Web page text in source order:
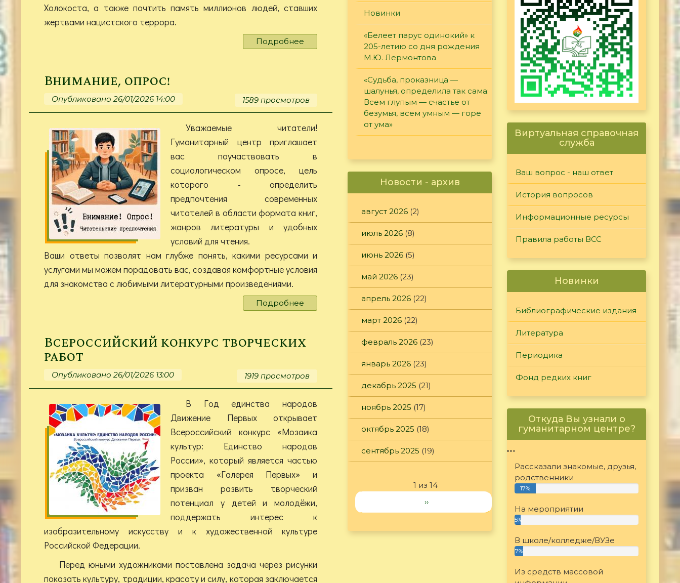
Холокоста, а также почтить память миллионов людей, ставших
жертвами нацистского террора.
Подробнее
Памяти
Внимание, опрос!
Опубликовано 26/01/2026 14:00 1589 просмотров
Уважаемые читатели!
Гуманитарный центр приглашает
вас поучаствовать в
социологическом опросе, цель
которого - определить
предпочтения современных
читателей в области формата книг,
жанров литературы и удобных
условий для чтения.
Ваши ответы позволят нам глубже понять, какими ресурсами и
услугами мы можем порадовать вас, создавая комфортные условия
для знакомства с любимыми литературными произведениями.
Подробнее
Внимание,
Всероссийский конкурс творческих
работ
Опубликовано 26/01/2026 13:00 1919 просмотров
В Год единства народов
Движение Первых открывает
Всероссийский конкурс «Мозаика
культур: Единство народов
России», который является частью
проекта «Галерея Первых» и
призван развить творческий
потенциал у детей и молодёжи,
поддержать интерес к
изобразительному искусству и к художественной культуре
Российской Федерации.
Перед юными художниками поставлена задача через рисунки
показать культуру, традиции, красоту и силу, которая заключается
Новинки
«Белеет парус одинокий» к
205-летию со дня рождения
М.Ю. Лермонтова
«Судьба, проказница —
шалунья, определила так сама:
Всем глупым — счастье от
безумья, всем умным — горе
от ума»
Новости - архив
август 2026 (2)
июль 2026 (8)
июнь 2026 (5)
май 2026 (23)
апрель 2026 (22)
март 2026 (22)
февраль 2026 (23)
январь 2026 (23)
декабрь 2025 (21)
ноябрь 2025 (17)
октябрь 2025 (18)
сентябрь 2025 (19)
1 из 14
››
Виртуальная справочная
служба
Ваш вопрос - наш ответ
История вопросов
Информационные ресурсы
Правила работы ВСС
Новинки
Библиографические издания
Литература
Периодика
Фонд редких книг
Откуда Вы узнали о
гуманитарном центре?
"""
Рассказали знакомые, друзья,
родственники
17%
На мероприятии
5%
В школе/колледже/ВУЗе
7%
Из средств массовой